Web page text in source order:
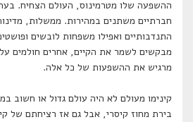
ההשפעה שלו מטרמינוס, העולם הצחיח.
חברתיים משתנים במהירות. ממשלות,
התנדבותיים ואפילו משפחות לובשים
מבקשים לשמר את הקיים, אחרים חולמים
מרגיש את ההשפעות של כל אלה.
קינימו מעולם לא היה עולם גדול או חשוב
בירת מחוז קיסרי, אבל גם אז רציחתם של